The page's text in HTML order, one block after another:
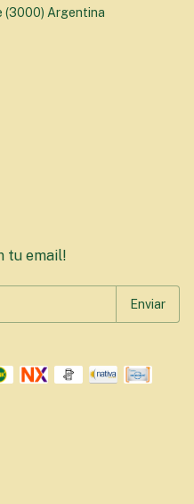
(3000) Argentina
tu email!